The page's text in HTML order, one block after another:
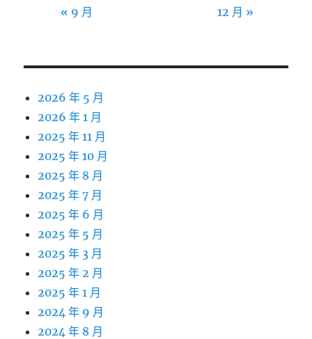
« 9 月 12 月 »
2026 年 5 月
2026 年 1 月
2025 年 11 月
2025 年 10 月
2025 年 8 月
2025 年 7 月
2025 年 6 月
2025 年 5 月
2025 年 3 月
2025 年 2 月
2025 年 1 月
2024 年 9 月
2024 年 8 月